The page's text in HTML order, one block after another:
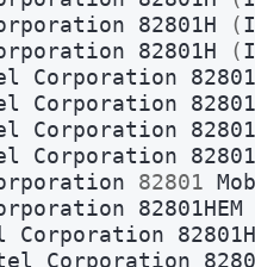
82801H (
82801H (
Corporation
Corporation
Corporation
Corporation
82801
82801HEM
Corporation
Corporation